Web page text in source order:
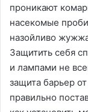
проникают
насекомые
назойливо
Защитить себя
и лампами не
защита барьер
правильно